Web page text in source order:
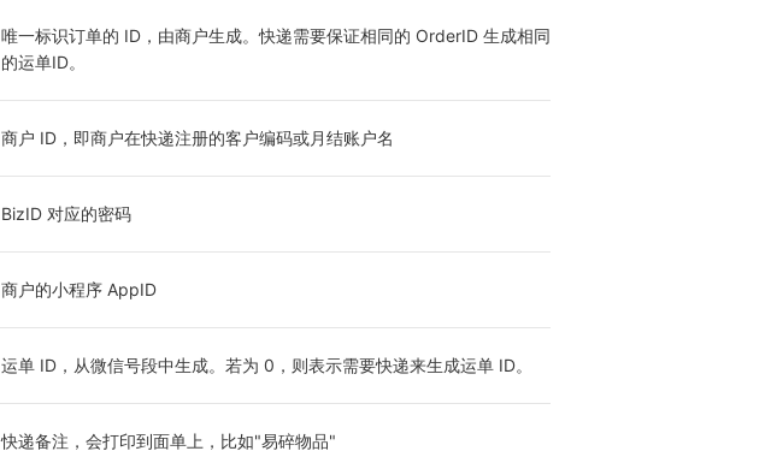
唯一标识订单的 ID，由商户生成。快递需要保证相同的 OrderID 生成相同
的运单ID。
商户 ID，即商户在快递注册的客户编码或月结账户名
BizID 对应的密码
商户的小程序 AppID
运单 ID，从微信号段中生成。若为 0，则表示需要快递来生成运单 ID。
快递备注，会打印到面单上，比如"易碎物品"